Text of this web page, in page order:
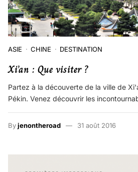
ASIE CHINE DESTINATION
Xi’an : Que visiter ?
Partez à la découverte de la ville de
Pékin. Venez découvrir les
Byjenontheroad 31 août 2016